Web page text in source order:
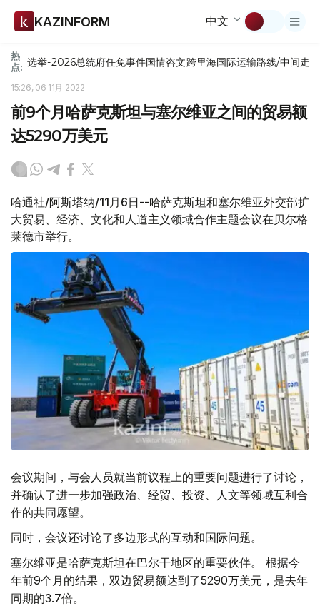
KAZINFORM 中文
热
点: 选举-2026总统府任免事件国情咨文跨里海国际运输路线/中间走廊
15:26, 06 11月 2022
前9个月哈萨克斯坦与塞尔维亚之间的贸易额
达5290万美元
哈通社/阿斯塔纳/11月6日--哈萨克斯坦和塞尔维亚外交部扩
大贸易、经济、文化和人道主义领域合作主题会议在贝尔格
莱德市举行。
会议期间，与会人员就当前议程上的重要问题进行了讨论，
并确认了进一步加强政治、经贸、投资、人文等领域互利合
作的共同愿望。
同时，会议还讨论了多边形式的互动和国际问题。
塞尔维亚是哈萨克斯坦在巴尔干地区的重要伙伴。 根据今
年前9个月的结果，双边贸易额达到了5290万美元，是去年
同期的3.7倍。